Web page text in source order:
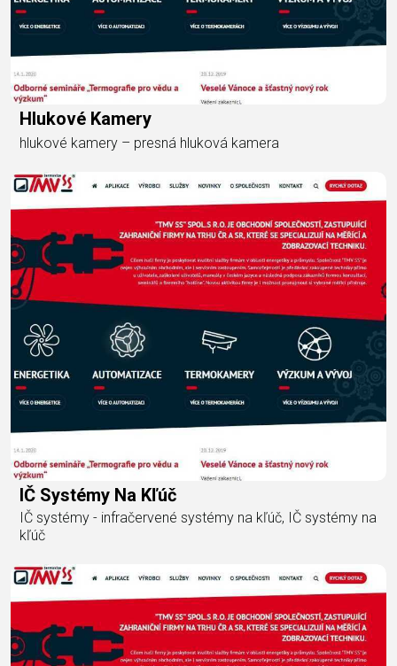
Hlukové Kamery
hlukové kamery – presná hluková kamera
IČ Systémy Na Kľúč
IČ systémy - infračervené systémy na kľúč, IČ systémy na
kľúč